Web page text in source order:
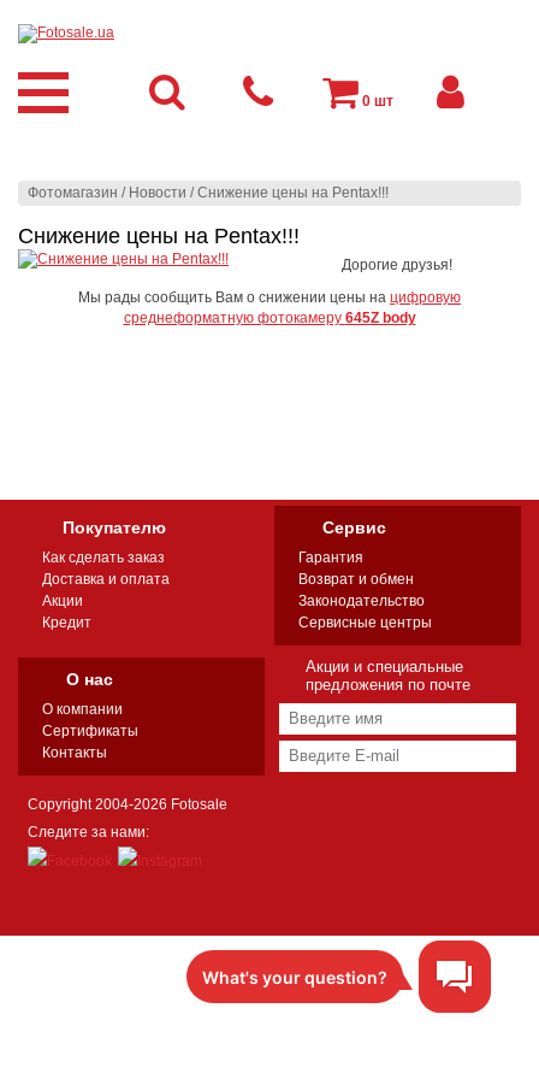
Фотомагазин / Новости /Снижение цены на Pentax!!!
Снижение цены на Pentax!!!
Дорогие друзья!
Мы рады сообщить Вам о снижении цены на цифровую
среднеформатную фотокамеру 645Z body
0 шт
Покупателю
Как сделать заказ
Доставка и оплата
Акции
Кредит
Сервис
Гарантия
Возврат и обмен
Законодательство
Сервисные центры
О нас
О компании
Сертификаты
Контакты
Акции и специальные
предложения по почте
Copyright 2004-2026 Fotosale
Следите за нами: